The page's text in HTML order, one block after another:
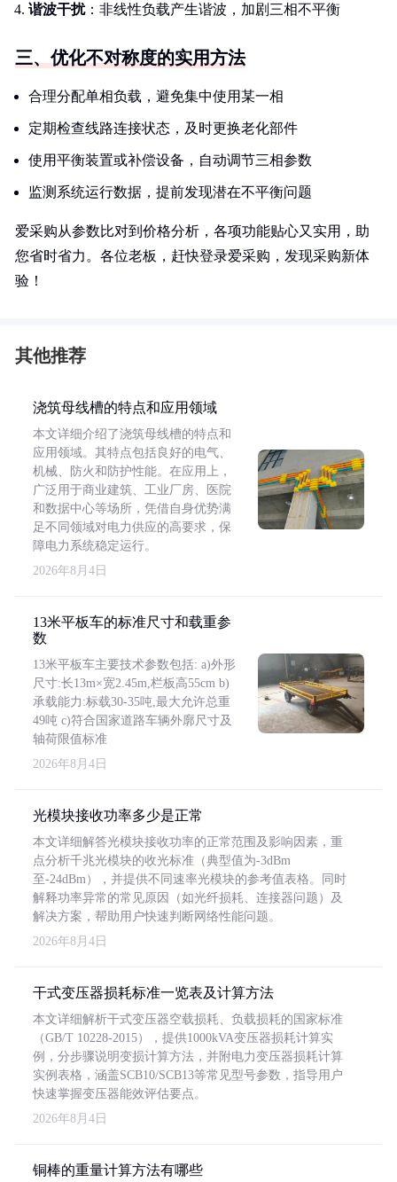
谐波干扰：非线性负载产生谐波，加剧三相不平衡
三、优化不对称度的实用方法
合理分配单相负载，避免集中使用某一相
定期检查线路连接状态，及时更换老化部件
使用平衡装置或补偿设备，自动调节三相参数
监测系统运行数据，提前发现潜在不平衡问题
爱采购从参数比对到价格分析，各项功能贴心又实用，助
您省时省力。各位老板，赶快登录爱采购，发现采购新体
验！
其他推荐
浇筑母线槽的特点和应用领域
本文详细介绍了浇筑母线槽的特点和
应用领域。其特点包括良好的电气、
机械、防火和防护性能。在应用上，
广泛用于商业建筑、工业厂房、医院
和数据中心等场所，凭借自身优势满
足不同领域对电力供应的高要求，保
障电力系统稳定运行。
2026年8月4日
13米平板车的标准尺寸和载重参
数
13米平板车主要技术参数包括: a)外形
尺寸:长13m×宽2.45m,栏板高55cm b)
承载能力:标载30-35吨,最大允许总重
49吨 c)符合国家道路车辆外廓尺寸及
轴荷限值标准
2026年8月4日
光模块接收功率多少是正常
本文详细解答光模块接收功率的正常范围及影响因素，重
点分析千兆光模块的收光标准（典型值为-3dBm
至-24dBm），并提供不同速率光模块的参考值表格。同时
解释功率异常的常见原因（如光纤损耗、连接器问题）及
解决方案，帮助用户快速判断网络性能问题。
2026年8月4日
干式变压器损耗标准一览表及计算方法
本文详细解析干式变压器空载损耗、负载损耗的国家标准
（GB/T 10228-2015），提供1000kVA变压器损耗计算实
例，分步骤说明变损计算方法，并附电力变压器损耗计算
实例表格，涵盖SCB10/SCB13等常见型号参数，指导用户
快速掌握变压器能效评估要点。
2026年8月4日
铜棒的重量计算方法有哪些